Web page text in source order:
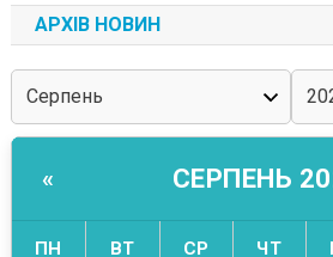
АРХІВ НОВИН
« СЕРПЕНЬ
ПН ВТ СР ЧТ